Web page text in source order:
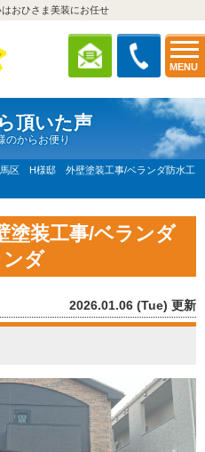
MENU
おひさま美装にお任せ
頂いた声
のからお便り
区 H様邸 外壁塗装工事/ベランダ防水工
装工事/ベランダ
ダ
2026.01.06 (Tue) 更新